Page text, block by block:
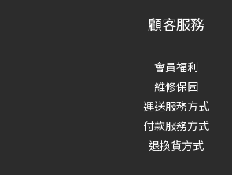
顧客服務
會員福利
維修保固
運送服務方式
付款服務方式
退換貨方式